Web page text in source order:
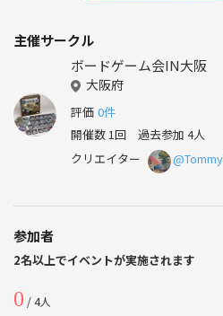
主催サークル
ボードゲーム会IN大阪
大阪府
評価 0件
開催数 1回 過去参加 4人
クリエイター
参加者
2名以上でイベントが実施されます
0 / 4人